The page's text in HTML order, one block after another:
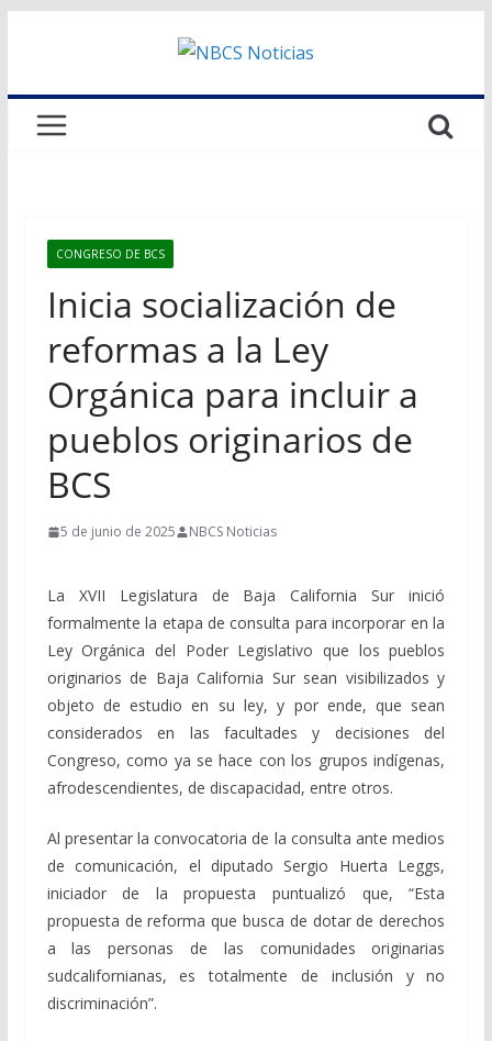
CONGRESO DE BCS
Inicia socialización de
reformas a la Ley
Orgánica para incluir a
pueblos originarios de
BCS
5 de junio de 2025 NBCS Noticias
La XVII Legislatura de Baja California Sur inició
formalmente la etapa de consulta para incorporar en la
Ley Orgánica del Poder Legislativo que los pueblos
originarios de Baja California Sur sean visibilizados y
objeto de estudio en su ley, y por ende, que sean
considerados en las facultades y decisiones del
Congreso, como ya se hace con los grupos indígenas,
afrodescendientes, de discapacidad, entre otros.
Al presentar la convocatoria de la consulta ante medios
de comunicación, el diputado Sergio Huerta Leggs,
iniciador de la propuesta puntualizó que, “Esta
propuesta de reforma que busca de dotar de derechos
a las personas de las comunidades originarias
sudcalifornianas, es totalmente de inclusión y no
discriminación”.